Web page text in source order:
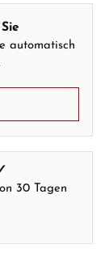
automatisch
30 Tagen